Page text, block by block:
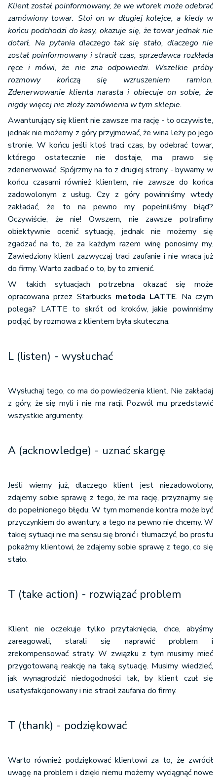
Klient został poinformowany, że we wtorek może odebrać
zamówiony towar. Stoi on w długiej kolejce, a kiedy w
końcu podchodzi do kasy, okazuje się, że towar jednak nie
dotarł. Na pytania dlaczego tak się stało, dlaczego nie
został poinformowany i stracił czas, sprzedawca rozkłada
ręce i mówi, że nie zna odpowiedzi. Wszelkie próby
rozmowy kończą się wzruszeniem ramion.
Zdenerwowanie klienta narasta i obiecuje on sobie, że
nigdy więcej nie złoży zamówienia w tym sklepie.
Awanturujący się klient nie zawsze ma rację - to oczywiste,
jednak nie możemy z góry przyjmować, że wina leży po jego
stronie. W końcu jeśli ktoś traci czas, by odebrać towar,
którego ostatecznie nie dostaje, ma prawo się
zdenerwować. Spójrzmy na to z drugiej strony - bywamy w
końcu czasami również klientem, nie zawsze do końca
zadowolonym z usług. Czy z góry powinniśmy wtedy
zakładać, że to na pewno my popełniliśmy błąd?
Oczywiście, że nie! Owszem, nie zawsze potrafimy
obiektywnie ocenić sytuację, jednak nie możemy się
zgadzać na to, że za każdym razem winę ponosimy my.
Zawiedziony klient zazwyczaj traci zaufanie i nie wraca już
do firmy. Warto zadbać o to, by to zmienić.
W takich sytuacjach potrzebna okazać się może
opracowana przez Starbucks metoda LATTE. Na czym
polega? LATTE to skrót od kroków, jakie powinniśmy
podjąć, by rozmowa z klientem była skuteczna.
L (listen) - wysłuchać
Wysłuchaj tego, co ma do powiedzenia klient. Nie zakładaj
z góry, że się myli i nie ma racji. Pozwól mu przedstawić
wszystkie argumenty.
A (acknowledge) - uznać skargę
Jeśli wiemy już, dlaczego klient jest niezadowolony,
zdajemy sobie sprawę z tego, że ma rację, przyznajmy się
do popełnionego błędu. W tym momencie kontra może być
przyczynkiem do awantury, a tego na pewno nie chcemy. W
takiej sytuacji nie ma sensu się bronić i tłumaczyć, bo prostu
pokażmy klientowi, że zdajemy sobie sprawę z tego, co się
stało.
T (take action) - rozwiązać problem
Klient nie oczekuje tylko przytaknięcia, chce, abyśmy
zareagowali, starali się naprawić problem i
zrekompensować straty. W związku z tym musimy mieć
przygotowaną reakcję na taką sytuację. Musimy wiedzieć,
jak wynagrodzić niedogodności tak, by klient czuł się
usatysfakcjonowany i nie stracił zaufania do firmy.
T (thank) - podziękować
Warto również podziękować klientowi za to, że zwrócił
uwagę na problem i dzięki niemu możemy wyciągnąć nowe